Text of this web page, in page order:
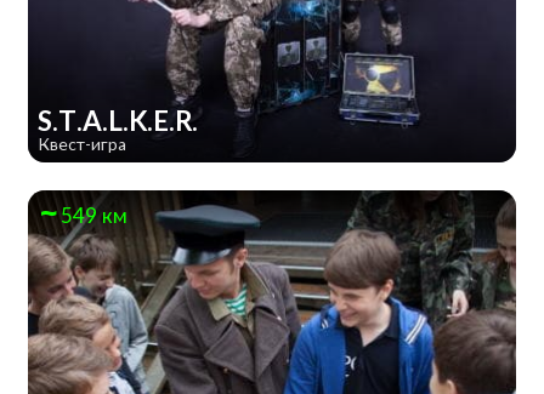
S.T.A.L.K.E.R.
Квест-игра
549 км